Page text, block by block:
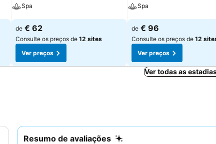
Spa
Ver preços
de € 62
Consulte os preços de 12 sites
Ver preços
Spa
Ver preços
de € 96
Consulte os preços de 12
Ver preços
Ver todas as
Resumo de avaliações